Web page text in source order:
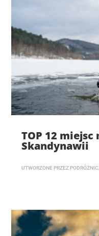
TOP 12
Skandynawii
UTWORZONE PRZEZ